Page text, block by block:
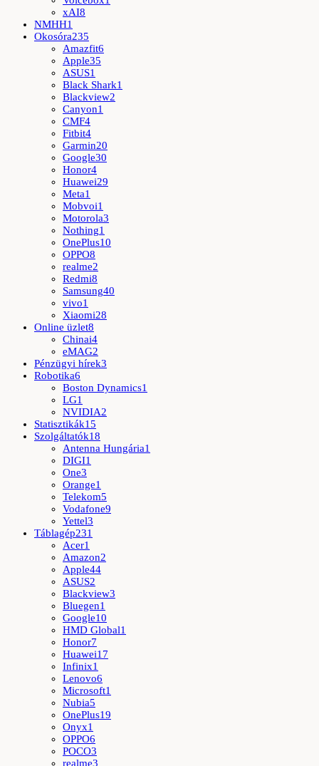
xAI8
NMHH1
Okosóra235
Amazfit6
Apple35
ASUS1
Black Shark1
Blackview2
Canyon1
CMF4
Fitbit4
Garmin20
Google30
Honor4
Huawei29
Meta1
Mobvoi1
Motorola3
Nothing1
OnePlus10
OPPO8
realme2
Redmi8
Samsung40
vivo1
Xiaomi28
Online üzlet8
Chinai4
eMAG2
Pénzügyi hírek3
Robotika6
Boston Dynamics1
LG1
NVIDIA2
Statisztikák15
Szolgáltatók18
Antenna Hungária1
DIGI1
One3
Orange1
Telekom5
Vodafone9
Yettel3
Táblagép231
Acer1
Amazon2
Apple44
ASUS2
Blackview3
Bluegen1
Google10
HMD Global1
Honor7
Huawei17
Infinix1
Lenovo6
Microsoft1
Nubia5
OnePlus19
Onyx1
OPPO6
POCO3
realme3